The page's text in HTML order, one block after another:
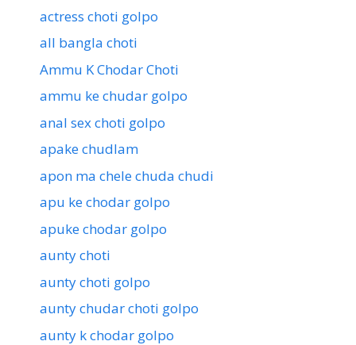
actress choti golpo
all bangla choti
Ammu K Chodar Choti
ammu ke chudar golpo
anal sex choti golpo
apake chudlam
apon ma chele chuda chudi
apu ke chodar golpo
apuke chodar golpo
aunty choti
aunty choti golpo
aunty chudar choti golpo
aunty k chodar golpo